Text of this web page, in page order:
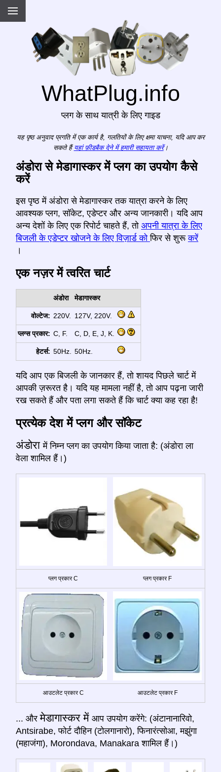
WhatPlug.info
प्लग के साथ यात्री के लिए गाइड
यह पृष्ठ अनुवाद प्रगति में एक कार्य है, गलतियों के लिए क्षमा याचना, यदि आप कर
सकते हैं यहां फ़ीडबैक देने में हमारी सहायता करें।
अंडोरा से मेडागास्कर में प्लग का उपयोग कैसे
करें
इस पृष्ठ में अंडोरा से मेडागास्कर तक यात्रा करने के लिए
आवश्यक प्लग, सॉकेट, एडेप्टर और अन्य जानकारी। यदि आप
अन्य देशों के लिए एक रिपोर्ट चाहते हैं, तो अपनी यात्रा के लिए
बिजली के एडेप्टर खोजने के लिए विज़ार्ड कोफिर से शुरूकरें
।
एक नज़र में त्वरित चार्ट
अंडोरा मेडागास्कर
वोल्टेज: 220V. 127V, 220V.
प्लग्स प्रकार: C, F. C, D, E, J, K.
हेटर्स: 50Hz. 50Hz.
यदि आप एक बिजली के जानकार हैं, तो शायद पिछले चार्ट में
आपकी ज़रूरत है। यदि यह मामला नहीं है, तो आप पढ़ना जारी
रख सकते हैं और पता लगा सकते हैं कि चार्ट क्या कह रहा है!
प्रत्येक देश में प्लग और सॉकेट
अंडोरामें निम्न प्लग का उपयोग किया जाता है: (अंडोरा ला
वेला शामिल हैं।)
प्लग प्रकार C प्लग प्रकार F
आउटलेट प्रकार C आउटलेट प्रकार F
... औरमेडागास्कर में आप उपयोग करेंगे: (अंटानानारिवो,
Antsirabe, फोर्ट दौहिन (टोलगानारो), फिनारंत्सोआ, मझुंगा
(महाजंगा), Morondava, Manakara शामिल हैं।)